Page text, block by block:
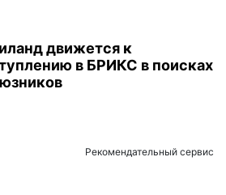
движется к
в БРИКС в поисках
Рекомендательный сервис